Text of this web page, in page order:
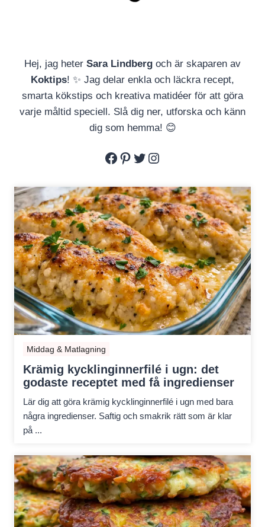
Hej, jag heter Sara Lindberg och är skaparen av
Koktips! ✨ Jag delar enkla och läckra recept,
smarta kökstips och kreativa matidéer för att göra
varje måltid speciell. Slå dig ner, utforska och känn
dig som hemma! 😊
Facebook
Pinterest
Twitter
Instagram
Middag & Matlagning
Krämig kycklinginnerfilé i ugn: det
godaste receptet med få ingredienser
Lär dig att göra krämig kycklinginnerfilé i ugn med bara
några ingredienser. Saftig och smakrik rätt som är klar
på ...